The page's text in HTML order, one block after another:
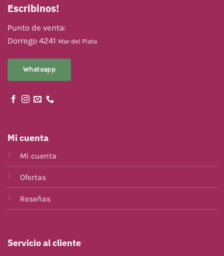
Escribinos!
Punto de venta:
Dorrego 4241 Mar del Plata
Whatsapp
Mi cuenta
Mi cuenta
Ofertas
Reseñas
Servicio al cliente